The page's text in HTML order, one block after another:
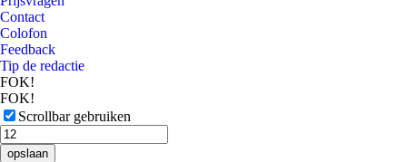
Contact
Colofon
Feedback
Tip de redactie
FOK!
FOK!
Scrollbar gebruiken
opslaan